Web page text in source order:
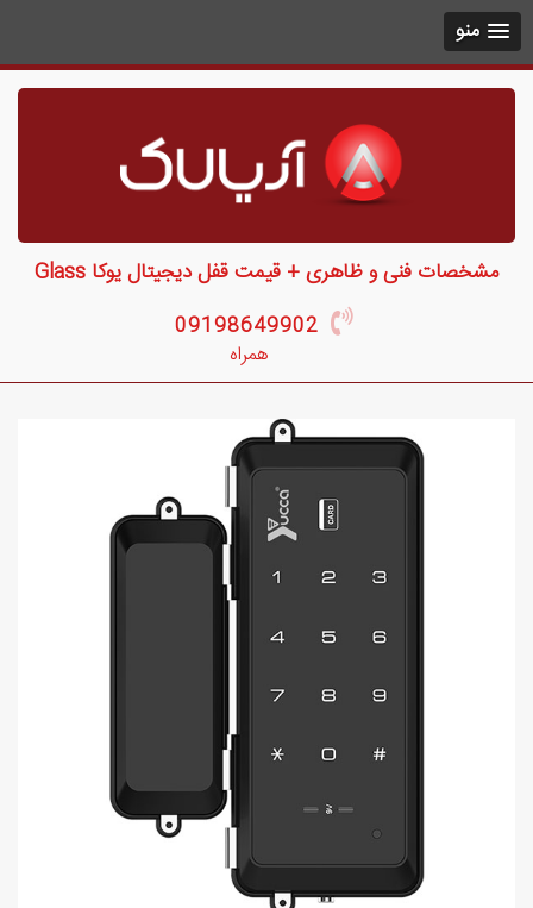
منو
مشخصات فنی و ظاهری + قیمت قفل دیجیتال یوکا Glass
09198649902
همراه